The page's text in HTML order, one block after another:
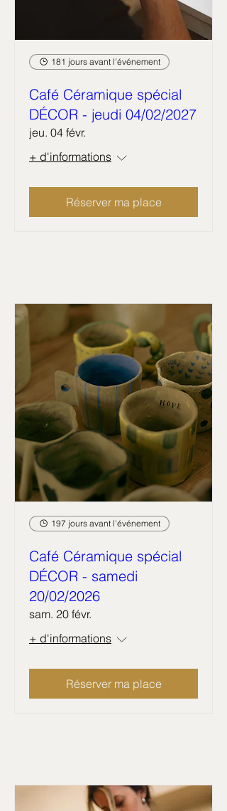
181 jours avant l'événement
Café Céramique spécial
DÉCOR - jeudi 04/02/2027
jeu. 04 févr.
+ d'informations
Réserver ma place
197 jours avant l'événement
Café Céramique spécial
DÉCOR - samedi
20/02/2026
sam. 20 févr.
+ d'informations
Réserver ma place